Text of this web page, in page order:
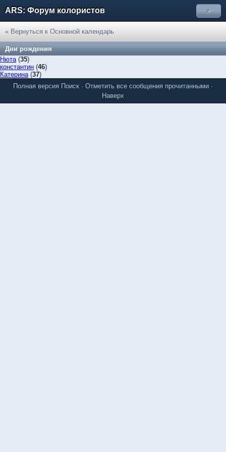
ARS: Форум колористов »
« Вернуться к Основной календарь
Дни рождения
Нюта(35)
константин (46)
Катерина(37)
Полная версия Поиск · Отметить все сообщения прочитанными ·
Наверх